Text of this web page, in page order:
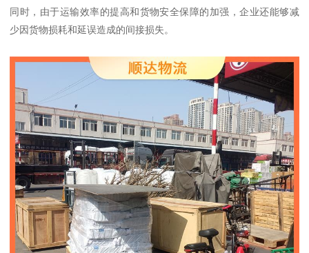
同时，由于运输效率的提高和货物安全保障的加强，企业还能够减
少因货物损耗和延误造成的间接损失。